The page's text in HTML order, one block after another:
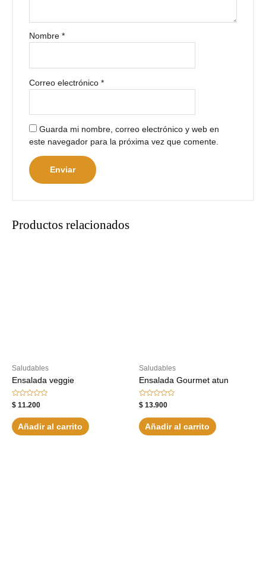
Nombre*
Correo electrónico*
Guarda mi nombre, correo electrónico y web en
este navegador para la próxima vez que comente.
Productos relacionados
Saludables
Ensalada veggie
Valorado
con
de
5
$ 11.200
Añadir al carrito
Saludables
Ensalada Gourmet atun
Valorado
con
de
5
$ 13.900
Añadir al carrito